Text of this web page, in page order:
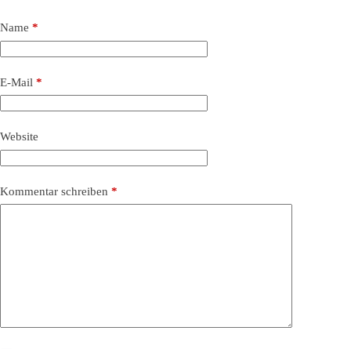
Name *
E-Mail *
Website
Kommentar schreiben *